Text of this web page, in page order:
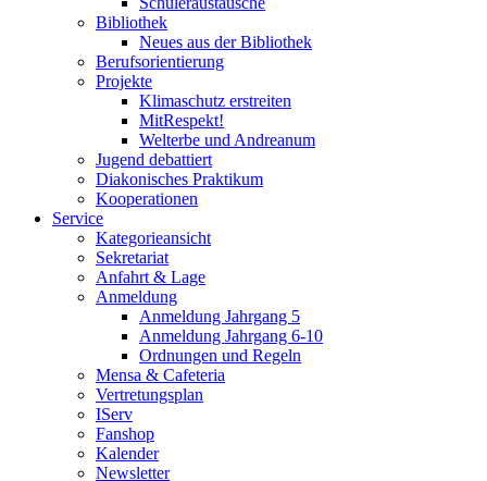
Bibliothek
Neues aus der Bibliothek
Berufsorientierung
Projekte
Klimaschutz erstreiten
MitRespekt!
Welterbe und Andreanum
Jugend debattiert
Diakonisches Praktikum
Kooperationen
Service
Kategorieansicht
Sekretariat
Anfahrt & Lage
Anmeldung
Anmeldung Jahrgang 5
Anmeldung Jahrgang 6-10
Ordnungen und Regeln
Mensa & Cafeteria
Vertretungsplan
IServ
Fanshop
Kalender
Newsletter